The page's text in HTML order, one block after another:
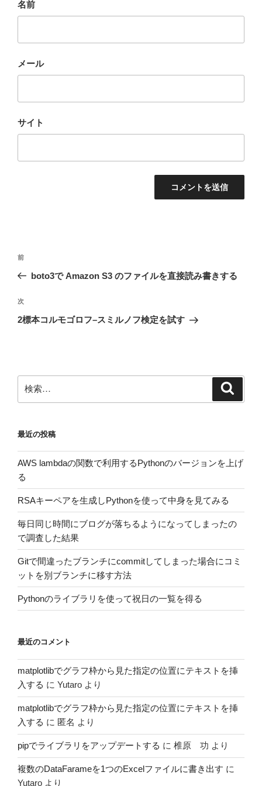
名前
メール
サイト
投
ナ
ビ
ゲ
ン
前
の
稿
前
boto3で Amazon S3 のファイルを直接読み書きする
次
の
次
2標本コルモゴロフ–スミルノフ検定を試す
索:
最近の投稿
AWS lambdaの関数で利用するPythonのバージョンを上げ
る
RSAキーペアを生成しPythonを使って中身を見てみる
毎日同じ時間にブログが落ちるようになってしまったの
で調査した結果
Gitで間違ったブランチにcommitしてしまった場合にコミ
ットを別ブランチに移す方法
Pythonのライブラリを使って祝日の一覧を得る
最近のコメント
matplotlibでグラフ枠から見た指定の位置にテキストを挿
入する に Yutaro より
matplotlibでグラフ枠から見た指定の位置にテキストを挿
入する に 匿名 より
pipでライブラリをアップデートする に 椎原 功 より
複数のDataFarameを1つのExcelファイルに書き出す に
Yutaro より